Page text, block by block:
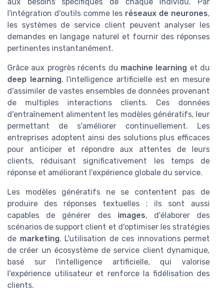
l'intégration d'outils comme les réseaux de neurones,
les systèmes de service client peuvent analyser les
demandes en langage naturel et fournir des réponses
pertinentes instantanément.
Grâce aux progrès récents du machine learning et du
deep learning, l'intelligence artificielle est en mesure
d'assimiler de vastes ensembles de données provenant
de multiples interactions clients. Ces données
d'entraînement alimentent les modèles génératifs, leur
permettant de s'améliorer continuellement. Les
entreprises adoptent ainsi des solutions plus efficaces
pour anticiper et répondre aux attentes de leurs
clients, réduisant significativement les temps de
réponse et améliorant l'expérience globale du service.
Les modèles génératifs ne se contentent pas de
produire des réponses textuelles : ils sont aussi
capables de générer des images, d'élaborer des
scénarios de support client et d'optimiser les stratégies
de marketing. L'utilisation de ces innovations permet
de créer un écosystème de service client dynamique,
basé sur l'intelligence artificielle, qui valorise
l'expérience utilisateur et renforce la fidélisation des
clients.